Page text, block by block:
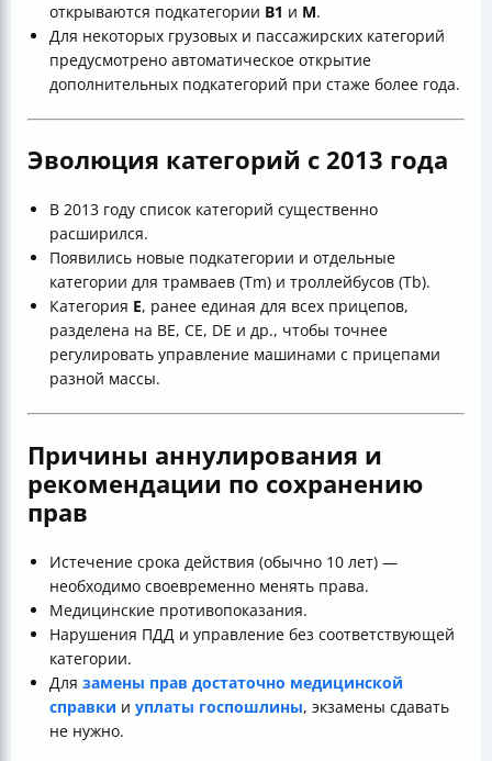
открываются подкатегории В1 и М.
Для некоторых грузовых и пассажирских категорий
предусмотрено автоматическое открытие
дополнительных подкатегорий при стаже более года.
Эволюция категорий с 2013 года
В 2013 году список категорий существенно
расширился.
Появились новые подкатегории и отдельные
категории для трамваев (Tm) и троллейбусов (Tb).
Категория Е, ранее единая для всех прицепов,
разделена на BE, CE, DE и др., чтобы точнее
регулировать управление машинами с прицепами
разной массы.
Причины аннулирования и
рекомендации по сохранению
прав
Истечение срока действия (обычно 10 лет) —
необходимо своевременно менять права.
Медицинские противопоказания.
Нарушения ПДД и управление без соответствующей
категории.
Для замены прав достаточно медицинской
справки и уплаты госпошлины, экзамены сдавать
не нужно.